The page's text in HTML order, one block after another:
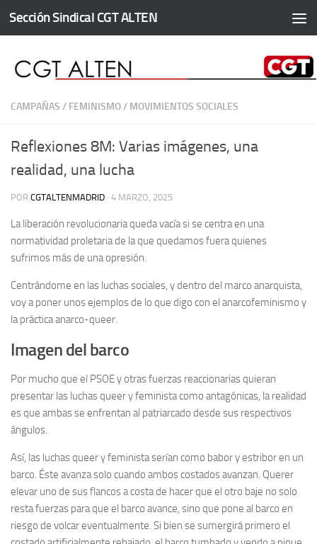
Saltar al contenido
Sección Sindical CGT ALTEN
CAMPAÑAS / FEMINISMO/ MOVIMIENTOS SOCIALES
Reflexiones 8M: Varias imágenes, una
realidad, una lucha
POR CGTALTENMADRID · 4 MARZO, 2025
La liberación revolucionaria queda vacía si se centra en una
normatividad proletaria de la que quedamos fuera quienes
sufrimos más de una opresión.
Centrándome en las luchas sociales, y dentro del marco anarquista,
voy a poner unos ejemplos de lo que digo con el anarcofeminismo y
la práctica anarco-queer.
Imagen del barco
Por mucho que el PSOE y otras fuerzas reaccionarias quieran
presentar las luchas queer y feminista como antagónicas, la realidad
es que ambas se enfrentan al patriarcado desde sus respectivos
ángulos.
Así, las luchas queer y feminista serían como babor y estribor en un
barco. Éste avanza solo cuando ambos costados avanzan. Querer
elevar uno de sus flancos a costa de hacer que el otro baje no solo
resta fuerzas para que el barco avance, sino que pone al barco en
riesgo de volcar eventualmente. Si bien se sumergirá primero el